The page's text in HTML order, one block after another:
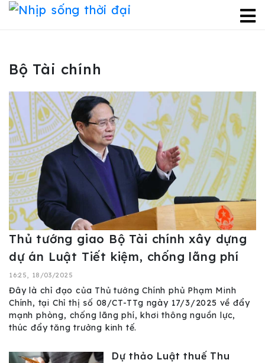
Bộ Tài chính
Thủ tướng giao Bộ Tài chính xây dựng
dự án Luật Tiết kiệm, chống lãng phí
16:25, 18/03/2025
Đây là chỉ đạo của Thủ tướng Chính phủ Phạm Minh
Chính, tại Chỉ thị số 08/CT-TTg ngày 17/3/2025 về đẩy
mạnh phòng, chống lãng phí, khơi thông nguồn lực,
thúc đẩy tăng trưởng kinh tế.
Dự thảo Luật thuế Thu